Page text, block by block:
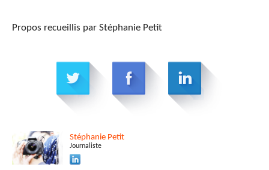
Propos recueillis par Stéphanie Petit
Stéphanie Petit
Journaliste